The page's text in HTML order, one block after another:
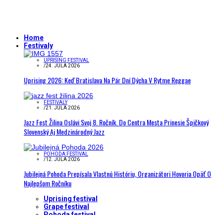
Home
Festivaly
UPRISING FESTIVAL
/24. JÚLA 2026
Uprising 2026: Keď Bratislava Na Pár Dní Dýcha V Rytme Reggae
FESTIVALY
/21. JÚLA 2026
Jazz Fest Žilina Oslávi Svoj 8. Ročník. Do Centra Mesta Prinesie Špičkový
Slovenský Aj Medzinárodný Jazz
POHODA FESTIVAL
/12. JÚLA 2026
Jubilejná Pohoda Prepísala Vlastnú Históriu, Organizátori Hovoria Opäť O
Najlepšom Ročníku
Uprising festival
Grape festival